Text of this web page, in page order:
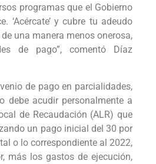
programas que el Gobierno
‘Acércate’ y cubre tu adeudo
una manera menos onerosa,
de pago”, comentó Díaz
de pago en parcialidades,
debe acudir personalmente a
de Recaudación (ALR) que
un pago inicial del 30 por
o lo correspondiente al 2022,
más los gastos de ejecución,